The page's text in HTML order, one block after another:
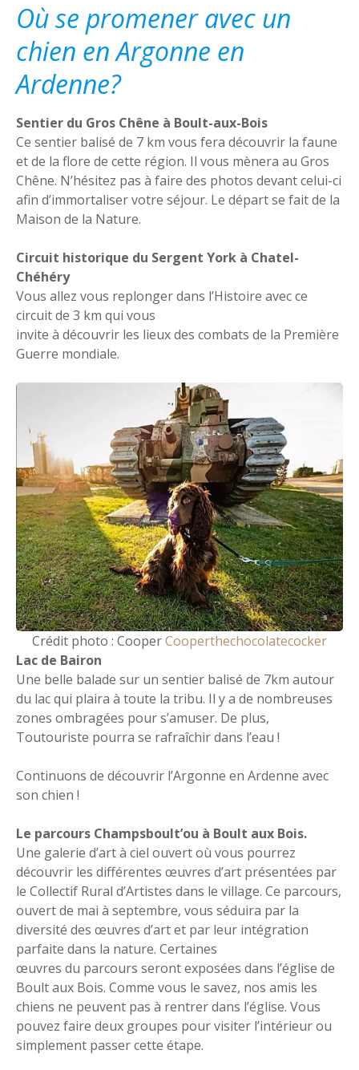
Où se promener avec un
chien en Argonne en
Ardenne?
Sentier du Gros Chêne à Boult-aux-Bois
Ce sentier balisé de 7 km vous fera découvrir la faune
et de la flore de cette région. Il vous mènera au Gros
Chêne. N’hésitez pas à faire des photos devant celui-ci
afin d’immortaliser votre séjour. Le départ se fait de la
Maison de la Nature.
Circuit historique du Sergent York à Chatel-
Chéhéry
Vous allez vous replonger dans l’Histoire avec ce
circuit de 3 km qui vous
invite à découvrir les lieux des combats de la Première
Guerre mondiale.
Crédit photo : CooperCooperthechocolatecocker
Lac de Bairon
Une belle balade sur un sentier balisé de 7km autour
du lac qui plaira à toute la tribu. Il y a de nombreuses
zones ombragées pour s’amuser. De plus,
Toutouriste pourra se rafraîchir dans l’eau !
Continuons de découvrir l’Argonne en Ardenne avec
son chien !
Le parcours Champsboult’ou à Boult aux Bois.
Une galerie d’art à ciel ouvert où vous pourrez
découvrir les différentes œuvres d’art présentées par
le Collectif Rural d’Artistes dans le village. Ce parcours,
ouvert de mai à septembre, vous séduira par la
diversité des œuvres d’art et par leur intégration
parfaite dans la nature. Certaines
œuvres du parcours seront exposées dans l’église de
Boult aux Bois. Comme vous le savez, nos amis les
chiens ne peuvent pas à rentrer dans l’église. Vous
pouvez faire deux groupes pour visiter l’intérieur ou
simplement passer cette étape.